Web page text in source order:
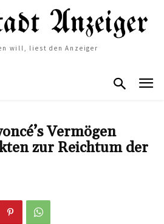
will, liest den Anzeiger
Vermögen
zur Reichtum der